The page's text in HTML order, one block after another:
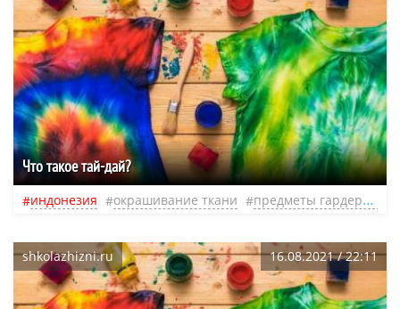
Что такое тай-дай?
индонезия окрашивание ткани предметы гардероба
shkolazhizni.ru 16.08.2021 / 22:11